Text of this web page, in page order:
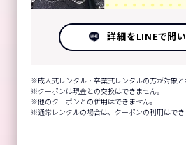
詳細をLINEで問
成人式レンタル・卒業式レンタルの方が対象と
クーポンは現金との交換はできません。
他のクーポンとの併用はできません。
通常レンタルの場合は、クーポンの利用はでき